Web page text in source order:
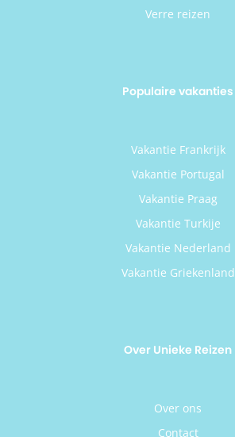
Verre reizen
Populaire vakanties
Vakantie Frankrijk
Vakantie Portugal
Vakantie Praag
Vakantie Turkije
Vakantie Nederland
Vakantie Griekenland
Over Unieke Reizen
Over ons
Contact